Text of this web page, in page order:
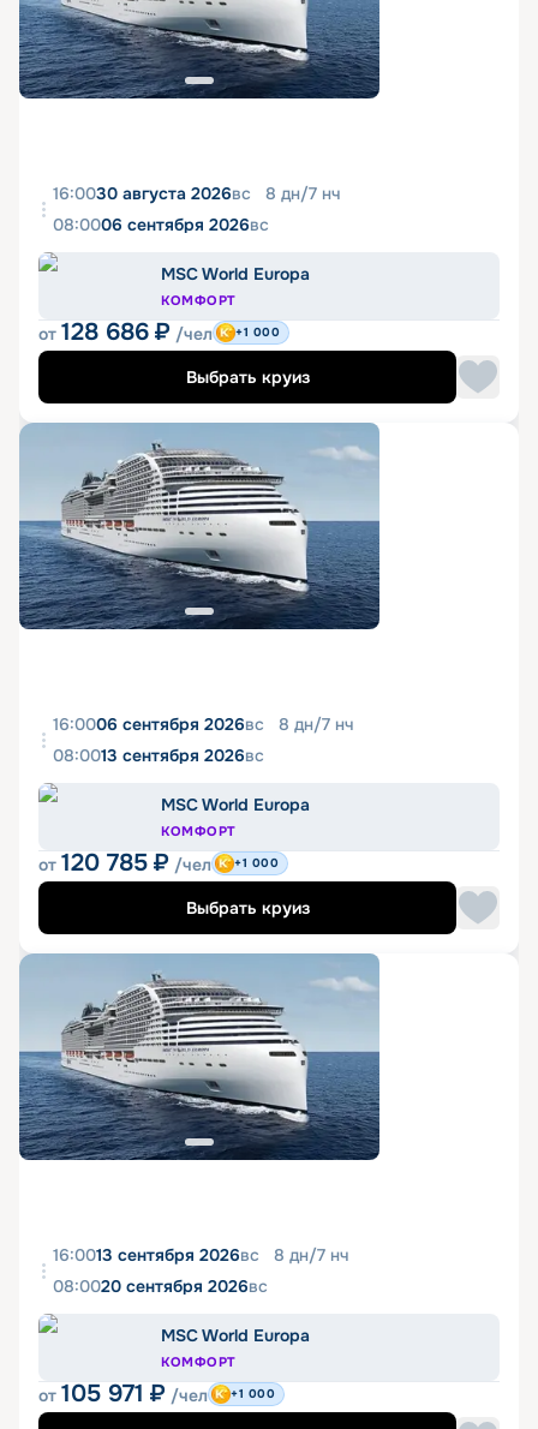
16:0030 августа 2026вс 8 дн/7 нч
08:0006 сентября 2026вс
MSC World Europa
КОМФОРТ
от 128 686 ₽ /чел +1 000
Выбрать круиз
16:0006 сентября 2026вс 8 дн/7 нч
08:0013 сентября 2026вс
MSC World Europa
КОМФОРТ
от 120 785 ₽ /чел +1 000
Выбрать круиз
16:0013 сентября 2026вс 8 дн/7 нч
08:0020 сентября 2026вс
MSC World Europa
КОМФОРТ
от 105 971 ₽ /чел +1 000